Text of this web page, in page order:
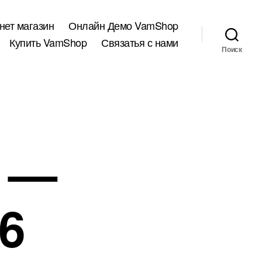
магазин
Онлайн Демо VamShop
Купить VamShop
Связатья с нами Поиск
—